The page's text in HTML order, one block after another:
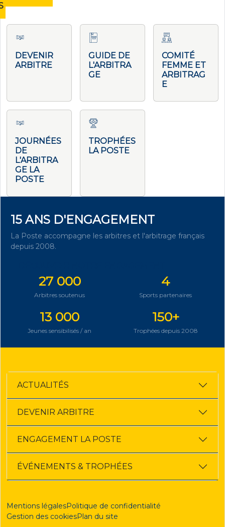
DEVENIR
ARBITRE
GUIDE DE
L'ARBITRA
GE
COMITÉ
FEMME ET
ARBITRAG
E
JOURNÉES
DE
L'ARBITRA
GE LA
POSTE
TROPHÉES
LA POSTE
15 ANS D'ENGAGEMENT
La Poste accompagne les arbitres et l'arbitrage français
depuis 2008.
27 000
Arbitres soutenus
4
Sports partenaires
13 000
Jeunes sensibilisés / an
150+
Trophées depuis 2008
ACTUALITÉS
DEVENIR ARBITRE
ENGAGEMENT LA POSTE
ÉVÉNEMENTS & TROPHÉES
Mentions légalesPolitique de confidentialité
Gestion des cookiesPlan du site